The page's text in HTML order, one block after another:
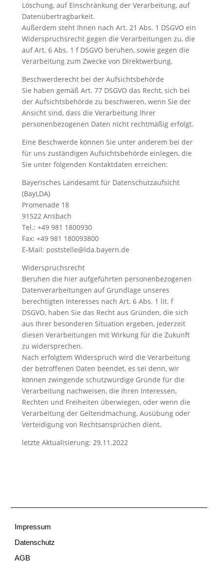
Löschung, auf Einschränkung der Verarbeitung, auf
Datenübertragbarkeit.
Außerdem steht Ihnen nach Art. 21 Abs. 1 DSGVO ein
Widerspruchsrecht gegen die Verarbeitungen zu, die
auf Art. 6 Abs. 1 f DSGVO beruhen, sowie gegen die
Verarbeitung zum Zwecke von Direktwerbung.
Beschwerderecht bei der Aufsichtsbehörde
Sie haben gemäß Art. 77 DSGVO das Recht, sich bei
der Aufsichtsbehörde zu beschweren, wenn Sie der
Ansicht sind, dass die Verarbeitung Ihrer
personenbezogenen Daten nicht rechtmäßig erfolgt.
Eine Beschwerde können Sie unter anderem bei der
für uns zuständigen Aufsichtsbehörde einlegen, die
Sie unter folgenden Kontaktdaten erreichen:
Bayerisches Landesamt für Datenschutzaufsicht
(BayLDA)
Promenade 18
91522 Ansbach
Tel.: +49 981 1800930
Fax: +49 981 180093800
E-Mail: poststelle@lda.bayern.de
Widerspruchsrecht
Beruhen die hier aufgeführten personenbezogenen
Datenverarbeitungen auf Grundlage unseres
berechtigten Interesses nach Art. 6 Abs. 1 lit. f
DSGVO, haben Sie das Recht aus Gründen, die sich
aus Ihrer besonderen Situation ergeben, jederzeit
diesen Verarbeitungen mit Wirkung für die Zukunft
zu widersprechen.
Nach erfolgtem Widerspruch wird die Verarbeitung
der betroffenen Daten beendet, es sei denn, wir
können zwingende schutzwürdige Gründe für die
Verarbeitung nachweisen, die Ihren Interessen,
Rechten und Freiheiten überwiegen, oder wenn die
Verarbeitung der Geltendmachung, Ausübung oder
Verteidigung von Rechtsansprüchen dient.
letzte Aktualisierung: 29.11.2022
Impressum
Datenschutz
AGB